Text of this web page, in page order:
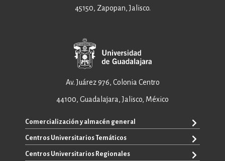
45150, Zapopan, Jalisco.
Av. Juárez 976, Colonia Centro
44100, Guadalajara, Jalisco, México
Comercialización y almacén general
+52 33 3640 6326
+52 33 3640 4595
Centros Universitarios Temáticos
CUAAD
Centros Universitarios Regionales